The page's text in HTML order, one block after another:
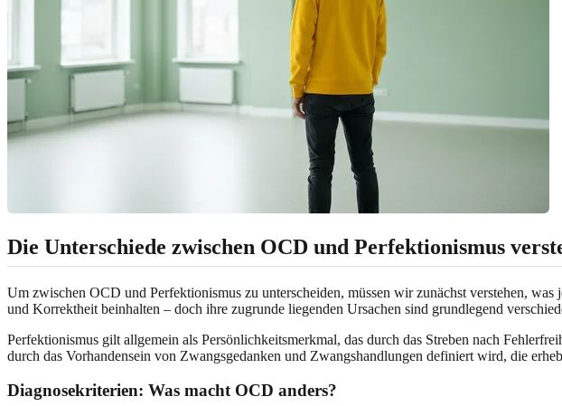
Die Unterschiede zwischen OCD und Perfektionismus
Um zwischen OCD und Perfektionismus zu unterscheiden, müssen wir zunächst verstehen,
und Korrektheit beinhalten – doch ihre zugrunde liegenden Ursachen sind grundlegend
Perfektionismus gilt allgemein als Persönlichkeitsmerkmal, das durch das Streben nach
durch das Vorhandensein von Zwangsgedanken und Zwangshandlungen definiert wird, die
Diagnosekriterien: Was macht OCD anders?